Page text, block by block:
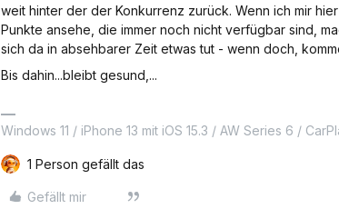
weit hinter der der Konkurrenz zurück. Wenn ich mir
Punkte ansehe, die immer noch nicht verfügbar sind,
sich da in absehbarer Zeit etwas tut - wenn doch,
Bis dahin...bleibt gesund,...
Windows 11 / iPhone 13 mit iOS 15.3 / AW Series 6 /
1 Person gefällt das
Gefällt mir